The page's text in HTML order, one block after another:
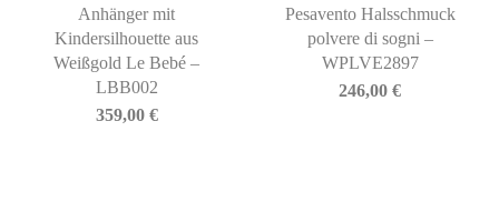
Anhänger mit
Kindersilhouette aus
Weißgold Le Bebé –
LBB002
359,00 €
Pesavento Halsschmuck
polvere di sogni –
WPLVE2897
246,00€